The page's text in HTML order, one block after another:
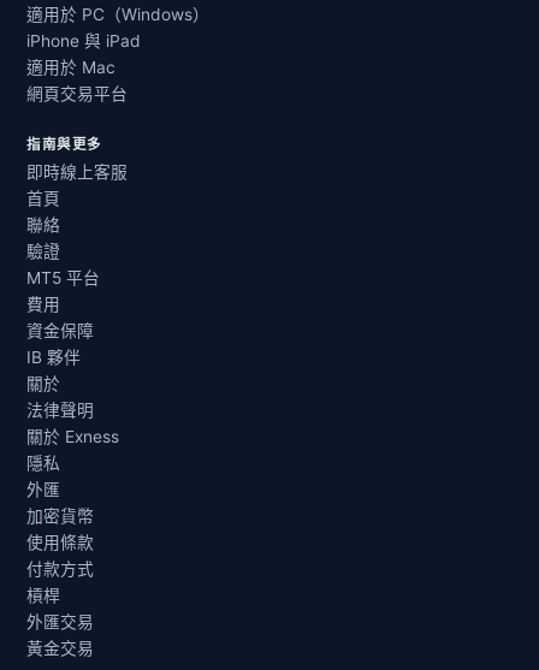
適用於 PC（Windows）
iPhone 與 iPad
適用於 Mac
網頁交易平台
指南與更多
即時線上客服
首頁
聯絡
驗證
MT5 平台
費用
資金保障
IB 夥伴
關於
法律聲明
關於 Exness
隱私
外匯
加密貨幣
使用條款
付款方式
槓桿
外匯交易
黃金交易